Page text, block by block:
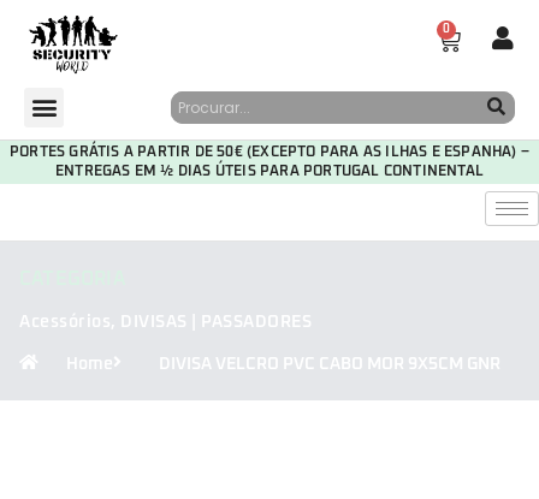
0
PORTES GRÁTIS A PARTIR DE 50€ (EXCEPTO PARA AS ILHAS E ESPANHA) –
ENTREGAS EM ½ DIAS ÚTEIS PARA PORTUGAL CONTINENTAL
Acessórios, DIVISAS | PASSADORES
Home DIVISA VELCRO PVC CABO MOR 9X5CM GNR